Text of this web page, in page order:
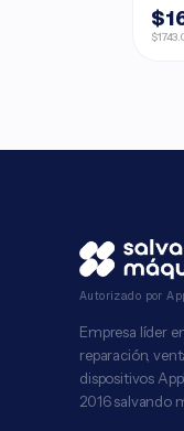
Autorizado por
Empresa líder
reparación,
dispositivos
2016 salvando